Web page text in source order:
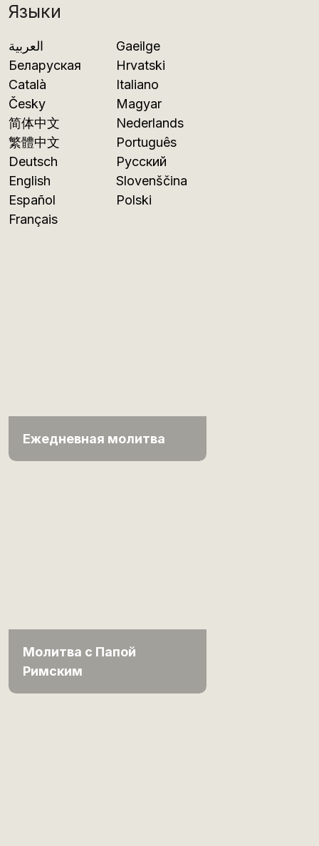
Языки
العربية
Беларуская
Català
Česky
简体中文
繁體中文
Deutsch
English
Español
Français
Gaeilge
Hrvatski
Italiano
Magyar
Nederlands
Português
Русский
Slovenščina
Polski
Ежедневная молитва
Молитва с Папой
Римским